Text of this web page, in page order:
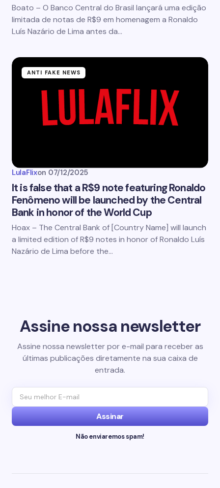
Boato – O Banco Central do Brasil lançará uma edição
limitada de notas de R$9 em homenagem a Ronaldo
Luís Nazário de Lima antes da…
ANTI FAKE NEWS
LulaFlixon 07/12/2025
It is false that a R$9 note featuring Ronaldo
Fenômeno will be launched by the Central
Bank in honor of the World Cup
Hoax – The Central Bank of [Country Name] will launch
a limited edition of R$9 notes in honor of Ronaldo Luís
Nazário de Lima before the…
Assine nossa newsletter
Assine nossa newsletter por e-mail para receber as
últimas publicações diretamente na sua caixa de
entrada.
Assinar
Não enviaremos spam!